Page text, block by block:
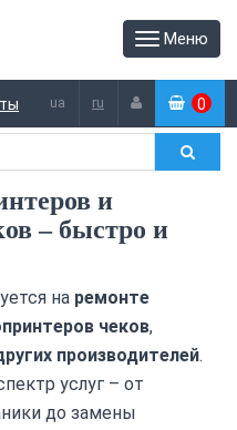
Меню
ua ru (0 )
и
– быстро и
на ремонте
чеков,
производителей.
услуг – от
до замены